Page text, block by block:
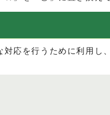
応を行うために利用し